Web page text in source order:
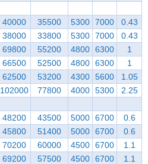
40000 35500 5300 7000
0.43
38000 33800 5300 7000
0.43
69800 55200 4800 6300
1
66500 52500 4800 6300
1
62500 53200 4300 5600
1.05
102000 77800 4000 5300 2.25
48200 43500 5000 6700
0.6
45800 51400 5000 6700
0.6
70200 60000 4500 6700
1.1
69200 57500 4500 6700
1.1